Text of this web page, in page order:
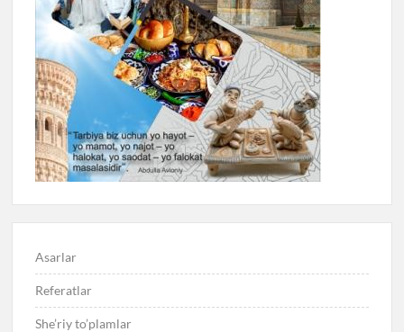
Asarlar
Referatlar
She’riy to’plamlar